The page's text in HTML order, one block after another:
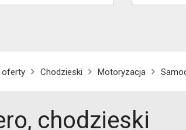
oferty Chodzieski Motoryzacja
chodzieski